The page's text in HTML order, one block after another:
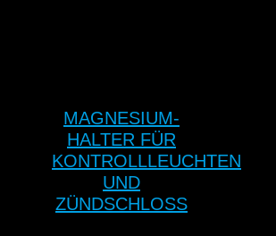
MAGNESIUM-
HALTER FÜR
KONTROLLLEUCHTEN
UND
ZÜNDSCHLOSS